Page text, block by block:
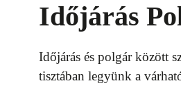
Időjárás
Időjárás és polgár között
tisztában legyünk a